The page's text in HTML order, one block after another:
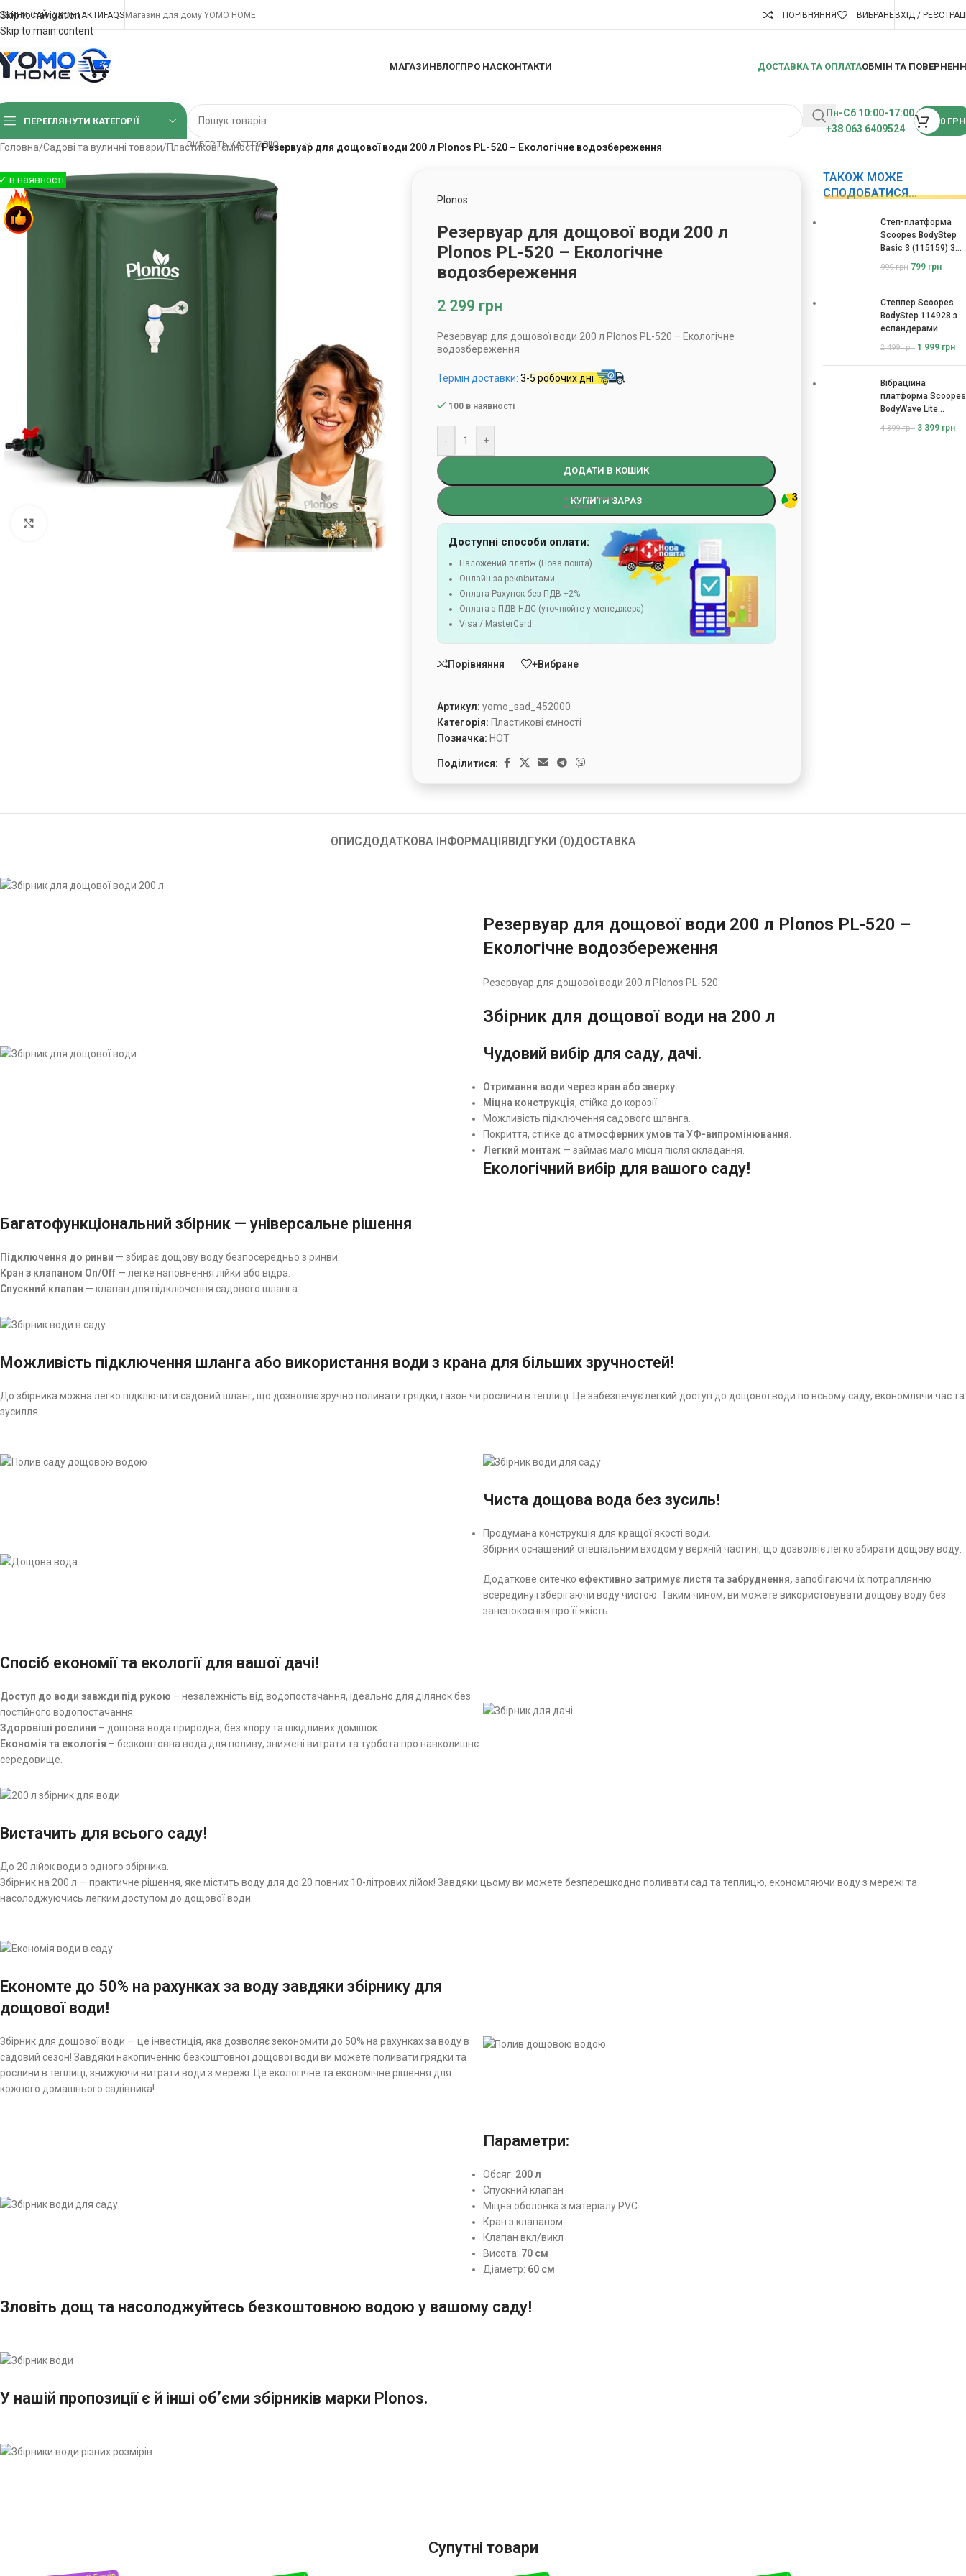
Skip to navigation
Skip to main content
САЙТУКОНТАКТИFAQSМагазин для дому YOMO HOME ПОРІВНЯННЯ ВИБРАНЕВХІД /
МАГАЗИНБЛОГПРО НАСКОНТАКТИ ДОСТАВКА ТА ОПЛАТАОБМІН ТА
ПЕРЕГЛЯНУТИ КАТЕГОРІЇ
ВИБЕРІТЬ КАТЕГОРІЮ
Пн-Сб 10:00-17:00
+38 063 6409524
0 ГРН
Головна/Садові та вуличні товари/Пластикові ємності/Резервуар для дощової води 200 л Plonos PL-520 – Екологічне водозбереження
Plonos
Резервуар для дощової води 200 л
Plonos PL-520 – Екологічне
водозбереження
2 299 грн
Резервуар для дощової води 200 л Plonos PL-520 – Екологічне
водозбереження
Термін доставки:3-5 робочих дні
100 в наявності
- +
ДОДАТИ В КОШИК
КУПИТИ ЗАРАЗ
Доступні способи оплати:
Наложений платіж (Нова пошта)
Онлайн за реквізитами
Оплата Рахунок без ПДВ +2%
Оплата з ПДВ НДС (уточнюйте у менеджера)
Visa / MasterCard
Порівняння +Вибране
Артикул:yomo_sad_452000
Категорія: Пластикові ємності
Позначка: HOT
Поділитися:
ТАКОЖ МОЖЕ
СПОДОБАТИСЯ…
Степ-платформа
Scoopes BodyStep
Basic 3 (115159) 3
999грн 799 грн
Степпер Scoopes
BodyStep 114928 з
еспандерами
2 499грн 1 999 грн
Вібраційна
платформа Scoopes
BodyWave Lite
4 399грн 3 399 грн
ОПИСДОДАТКОВА ІНФОРМАЦІЯВІДГУКИ (0)ДОСТАВКА
Резервуар для дощової води 200 л Plonos PL-520 –
Екологічне водозбереження
Резервуар для дощової води 200 л Plonos PL-520
Збірник для дощової води на 200 л
Чудовий вибір для саду, дачі.
Отримання води через кран або зверху.
Міцна конструкція, стійка до корозії.
Можливість підключення садового шланга.
Покриття, стійке до атмосферних умов та УФ-випромінювання.
Легкий монтаж — займає мало місця після складання.
Екологічний вибір для вашого саду!
Багатофункціональний збірник — універсальне рішення
Підключення до ринви — збирає дощову воду безпосередньо з ринви.
Кран з клапаном On/Off — легке наповнення лійки або відра.
Спускний клапан — клапан для підключення садового шланга.
Можливість підключення шланга або використання води з крана для більших зручностей!
До збірника можна легко підключити садовий шланг, що дозволяє зручно поливати грядки, газон чи рослини в теплиці. Це забезпечує легкий доступ до дощової води по всьому саду, економлячи час та
зусилля.
Чиста дощова вода без зусиль!
Продумана конструкція для кращої якості води.
Збірник оснащений спеціальним входом у верхній частині, що дозволяє легко збирати дощову воду.
Додаткове ситечко ефективно затримує листя та забруднення, запобігаючи їх потраплянню
всередину і зберігаючи воду чистою. Таким чином, ви можете використовувати дощову воду без
занепокоєння про її якість.
Спосіб економії та екології для вашої дачі!
Доступ до води завжди під рукою – незалежність від водопостачання, ідеально для ділянок без
постійного водопостачання.
Здоровіші рослини – дощова вода природна, без хлору та шкідливих домішок.
Економія та екологія – безкоштовна вода для поливу, знижені витрати та турбота про навколишнє
середовище.
Вистачить для всього саду!
До 20 лійок води з одного збірника.
Збірник на 200 л — практичне рішення, яке містить воду для до 20 повних 10-літрових лійок! Завдяки цьому ви можете безперешкодно поливати сад та теплицю, економляючи воду з мережі та
насолоджуючись легким доступом до дощової води.
Економте до 50% на рахунках за воду завдяки збірнику для
дощової води!
Збірник для дощової води — це інвестиція, яка дозволяє зекономити до 50% на рахунках за воду в
садовий сезон! Завдяки накопиченню безкоштовної дощової води ви можете поливати грядки та
рослини в теплиці, знижуючи витрати води з мережі. Це екологічне та економічне рішення для
кожного домашнього садівника!
Параметри:
Обсяг: 200 л
Спускний клапан
Міцна оболонка з матеріалу PVC
Кран з клапаном
Клапан вкл/викл
Висота: 70 см
Діаметр: 60 см
Зловіть дощ та насолоджуйтесь безкоштовною водою у вашому саду!
У нашій пропозиції є й інші об’єми збірників марки Plonos.
Супутні товари